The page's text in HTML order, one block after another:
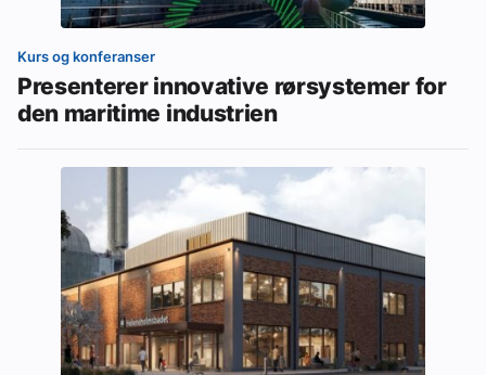
Kurs og konferanser
Presenterer innovative rørsystemer for
den maritime industrien